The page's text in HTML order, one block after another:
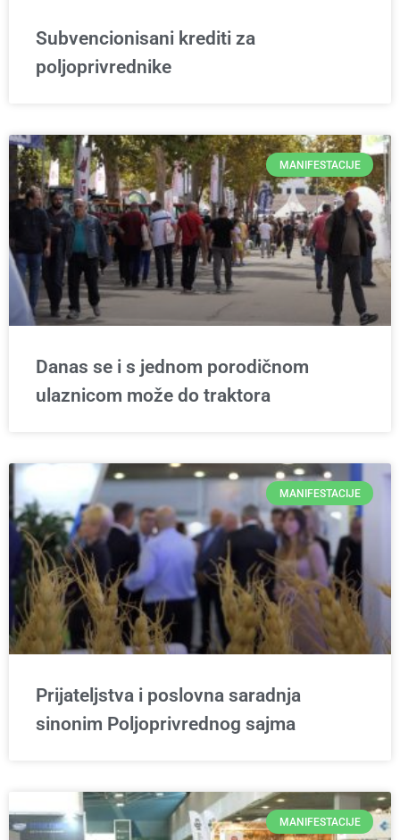
Subvencionisani krediti za
poljoprivrednike
MANIFESTACIJE
Danas se i s jednom porodičnom
ulaznicom može do traktora
MANIFESTACIJE
Prijateljstva i poslovna saradnja
sinonim Poljoprivrednog sajma
MANIFESTACIJE